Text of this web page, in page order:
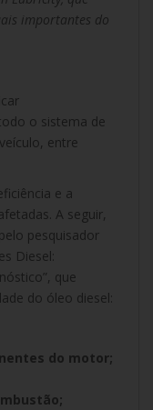
importantes do
o sistema de
entre
e a
A seguir,
pesquisador
Diesel:
que
do óleo diesel:
do motor;